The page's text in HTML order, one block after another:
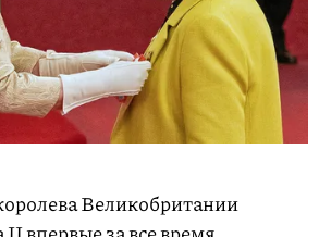
Великобритании